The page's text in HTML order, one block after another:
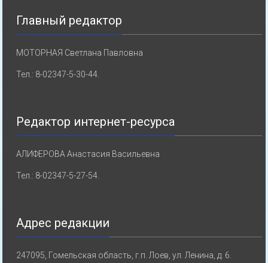
Главный редактор
МОТОРНАЯ Светлана Павловна
Тел.: 8-02347-5-30-44.
Редактор интернет-ресурса
АЛИФЕРОВА Анастасия Васильевна
Тел.: 8-02347-5-27-54.
Адрес редакции
247095, Гомельская область, г.п. Лоев, ул. Ленина, д. 6.